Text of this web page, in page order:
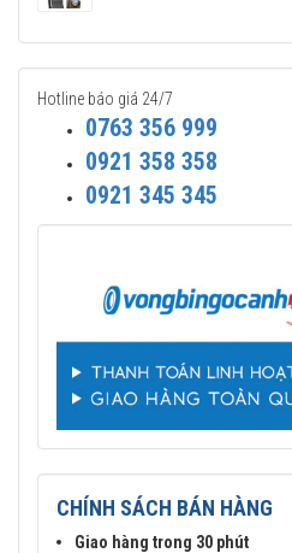
Hotline báo giá 24/7
0763 356 999
0921 358 358
0921 345 345
CHÍNH SÁCH BÁN HÀNG
Giao hàng trong 30 phút